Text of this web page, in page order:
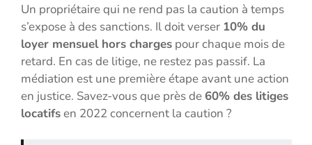
Un propriétaire qui ne rend pas la caution à temps
s’expose à des sanctions. Il doit verser 10% du
loyer mensuel hors charges pour chaque mois de
retard. En cas de litige, ne restez pas passif. La
médiation est une première étape avant une action
en justice. Savez-vous que près de 60% des litiges
locatifsen 2022 concernent la caution ?